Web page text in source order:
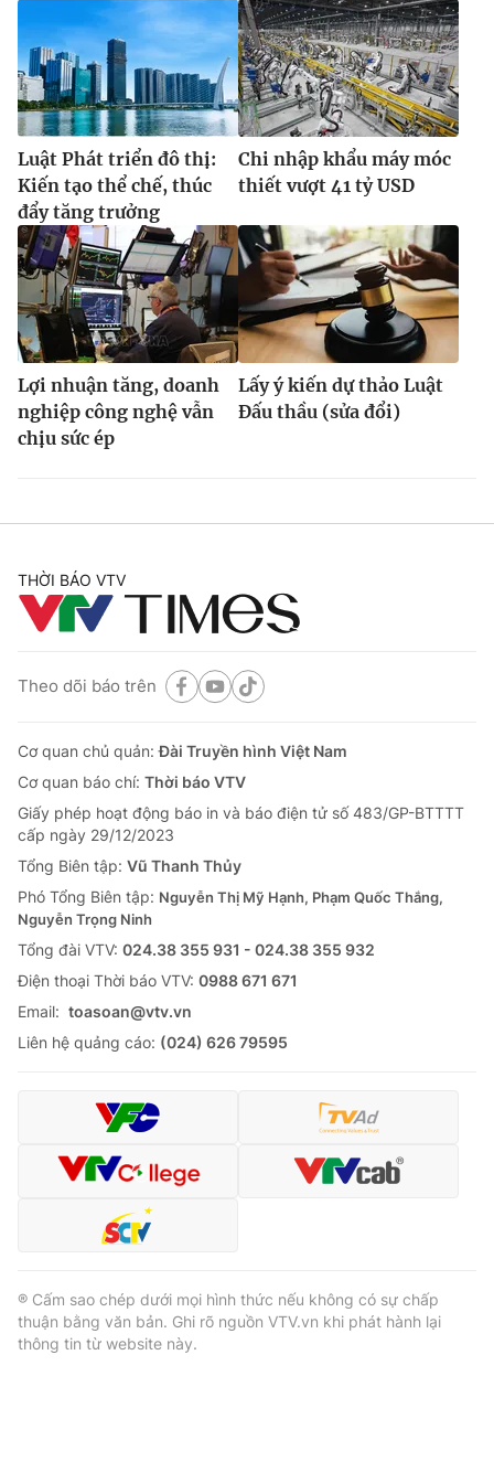
Luật Phát triển đô thị:
Kiến tạo thể chế, thúc
đẩy tăng trưởng
Chi nhập khẩu máy móc
thiết vượt 41 tỷ USD
Lợi nhuận tăng, doanh
nghiệp công nghệ vẫn
chịu sức ép
Lấy ý kiến dự thảo Luật
Đấu thầu (sửa đổi)
THỜI BÁO VTV
Theo dõi báo trên
Cơ quan chủ quản:Đài Truyền hình Việt Nam
Cơ quan báo chí: Thời báo VTV
Giấy phép hoạt động báo in và báo điện tử số 483/GP-BTTTT
cấp ngày 29/12/2023
Tổng Biên tập: Vũ Thanh Thủy
Phó Tổng Biên tập: Nguyễn Thị Mỹ Hạnh, Phạm Quốc Thắng,
Nguyễn Trọng Ninh
Tổng đài VTV: 024.38 355 931 - 024.38 355 932
Ðiện thoại Thời báo VTV: 0988 671 671
Email: toasoan@vtv.vn
Liên hệ quảng cáo: (024) 626 79595
® Cấm sao chép dưới mọi hình thức nếu không có sự chấp
thuận bằng văn bản. Ghi rõ nguồn VTV.vn khi phát hành lại
thông tin từ website này.